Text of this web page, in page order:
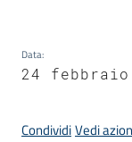
Vivere
il
Data:
24 febbraio
CondividiVedi